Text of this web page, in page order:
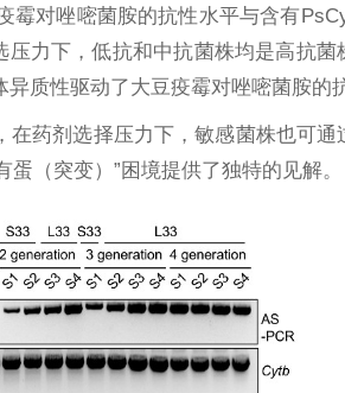
霉对唑嘧菌胺的抗性水平与含有
力下，低抗和中抗菌株均是高抗菌
质性驱动了大豆疫霉对唑嘧菌胺的
药剂选择压力下，敏感菌株也可通
（突变）”困境提供了独特的见解。